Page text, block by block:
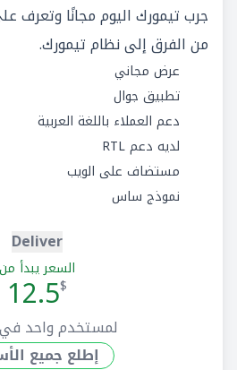
جرب تيمورك اليوم مجانًا وتعرف
من الفرق إلى نظام تيمورك.
عرض مجاني
تطبيق جوال
دعم العملاء باللغة العربية
لديه دعم RTL
مستضاف على الويب
نموذج ساس
Deliver
السعر يبدأ من
$
12.5
لمستخدم واحد
إطلع جميع